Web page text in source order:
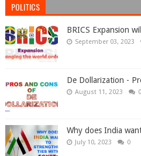
POLITICS
BRICS Expansion
September 03, 2023
De Dollarization -
August 11, 2023 0
Why does India
July 10, 2023 0